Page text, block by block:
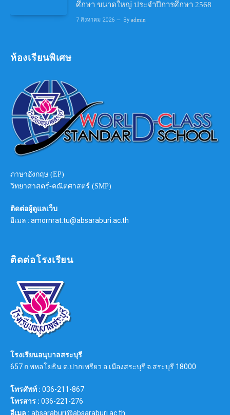
ศึกษา ขนาดใหญ่ ประจำปีการศึกษา 2568
7 สิงหาคม 2026 By admin
ห้องเรียนพิเศษ
ภาษาอังกฤษ (EP)
วิทยาศาสตร์-คณิตศาสตร์ (SMP)
ติดต่อผู้ดูแลเว็บ
อีเมล : amornrat.tu@absaraburi.ac.th
ติดต่อโรงเรียน
โรงเรียนอนุบาลสระบุรี
657 ถ.พหลโยธิน ต.ปากเพรียว อ.เมืองสระบุรี จ.สระบุรี 18000
โทรศัพท์ : 036-211-867
โทรสาร : 036-221-276
อีเมล : absaraburi@absaraburi.ac.th